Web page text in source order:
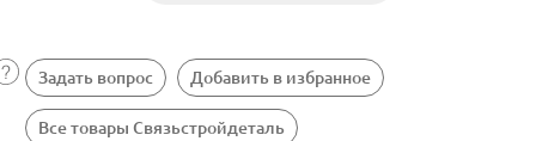
Задать вопрос Добавить в избранное
Все товары Связьстройдеталь